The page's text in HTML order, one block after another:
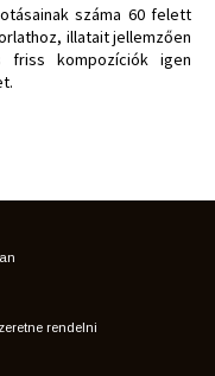
száma 60 felett
illatait jellemzően
friss kompozíciók igen
rendelni